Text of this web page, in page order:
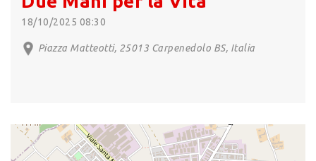
18/10/2025 08:30
Piazza Matteotti, 25013 Carpenedolo BS, Italia